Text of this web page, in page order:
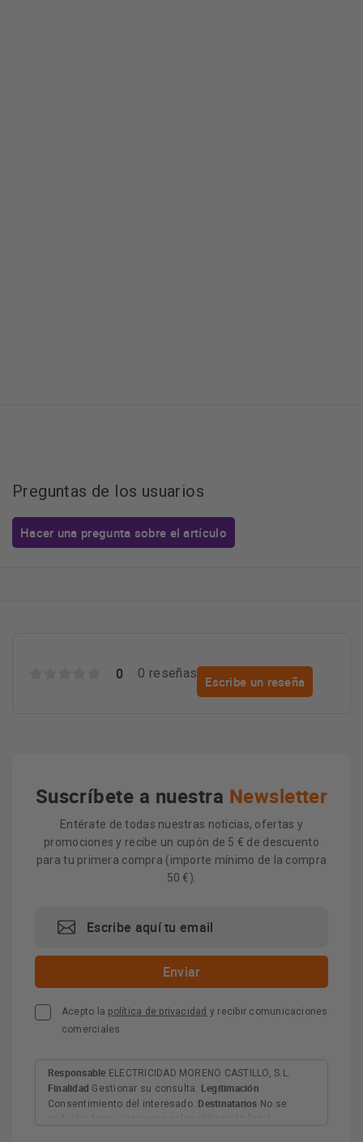
Preguntas de los usuarios
Hacer una pregunta sobre el artículo
0 0 reseñas
Escribe un reseña
Suscríbete a nuestra Newsletter
Entérate de todas nuestras noticias, ofertas y
promociones y recibe un cupón de 5 € de descuento
para tu primera compra (importe mínimo de la compra
50 €).
Acepto la política de privacidad y recibir comunicaciones
comerciales
Responsable ELECTRICIDAD MORENO CASTILLO, S.L.
Finalidad Gestionar su consulta. Legitimación
Consentimiento del interesado. Destinatarios No se